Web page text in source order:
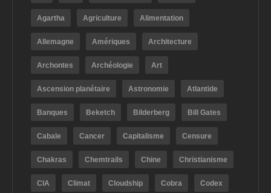
Agartha Agriculture Alimentation
Allemagne Amériques Architecture
Archontes Archéologie Art
Ascension planétaire Astronomie Atlantide
Banques Beketch Bilderberg Bill Gates
Cabale Cancer Capitalisme Censure
Chakras Chemtrails Chine Christianisme
CIA Climat Cloudship Cobra Codex